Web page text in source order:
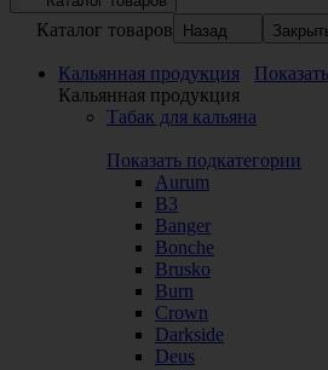
Каталог товаров Назад
Кальянная продукция
Кальянная продукция
Табак для кальяна
Показать подкатегории
Aurum
B3
Banger
Bonche
Brusko
Burn
Crown
Darkside
Deus